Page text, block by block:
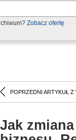
Zobacz ofertę
POPRZEDNI ARTYKUŁ Z
Jak